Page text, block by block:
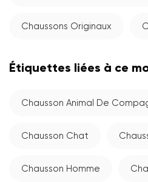
Chaussons Originaux
Étiquettes liées à ce
Chausson Animal De
Chausson Chat
Chausson Homme